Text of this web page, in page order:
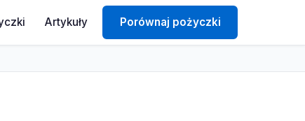
Artykuły Porównaj pożyczki